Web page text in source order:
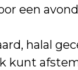
een
halal
kunt